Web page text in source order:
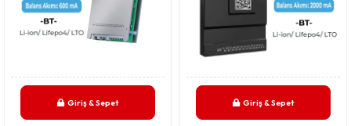
Giriş & Sepet Giriş & Sepet